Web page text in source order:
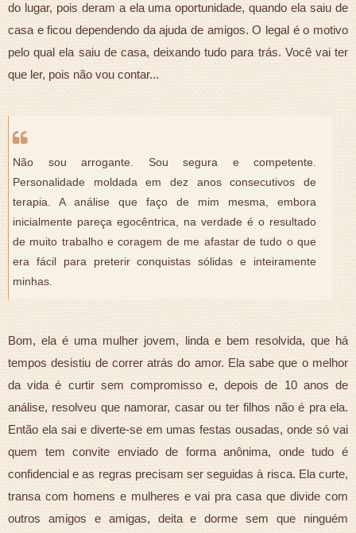
do lugar, pois deram a ela uma oportunidade, quando ela saiu de
casa e ficou dependendo da ajuda de amigos. O legal é o motivo
pelo qual ela saiu de casa, deixando tudo para trás. Você vai ter
que ler, pois não vou contar...
Não sou arrogante. Sou segura e competente.
Personalidade moldada em dez anos consecutivos de
terapia. A análise que faço de mim mesma, embora
inicialmente pareça egocêntrica, na verdade é o resultado
de muito trabalho e coragem de me afastar de tudo o que
era fácil para preterir conquistas sólidas e inteiramente
minhas.
Bom, ela é uma mulher jovem, linda e bem resolvida, que há
tempos desistiu de correr atrás do amor. Ela sabe que o melhor
da vida é curtir sem compromisso e, depois de 10 anos de
análise, resolveu que namorar, casar ou ter filhos não é pra ela.
Então ela sai e diverte-se em umas festas ousadas, onde só vai
quem tem convite enviado de forma anônima, onde tudo é
confidencial e as regras precisam ser seguidas à risca. Ela curte,
transa com homens e mulheres e vai pra casa que divide com
outros amigos e amigas, deita e dorme sem que ninguém